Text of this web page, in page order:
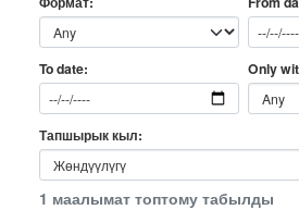
To date Only
Тапшырык кыл
1 маалымат топтому табылды